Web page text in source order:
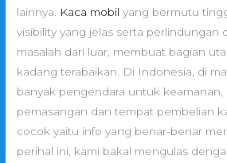
lainnya.
Kaca mobil yang bermutu
visibility yang jelas serta perlindungan
masalah dari luar, membuat bagian
kadang terabaikan. Di Indonesia, di
banyak pengendara untuk keamanan,
pemasangan dan tempat pembelian
cocok yaitu info yang benar-benar
perihal ini, kami bakal mengulas